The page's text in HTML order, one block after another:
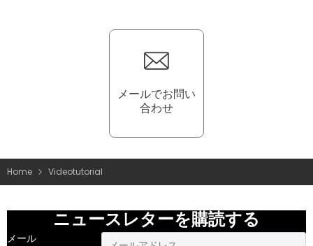
メールでお問い
合わせ
Home Videotutorial
ニュースレターを購読する
メール